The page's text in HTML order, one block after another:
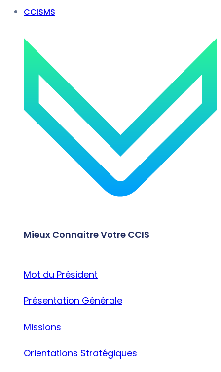
CCISMS
Mieux Connaitre Votre CCIS
Mot du Président
Présentation Générale
Missions
Orientations Stratégiques